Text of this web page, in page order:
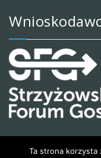
Ta strona korzysta